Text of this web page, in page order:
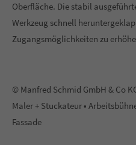
Oberfläche. Die stabil
Werkzeug schnell
Zugangsmöglichkeiten zu
© Manfred Schmid GmbH & Co
Maler + Stuckateur •
Fassade